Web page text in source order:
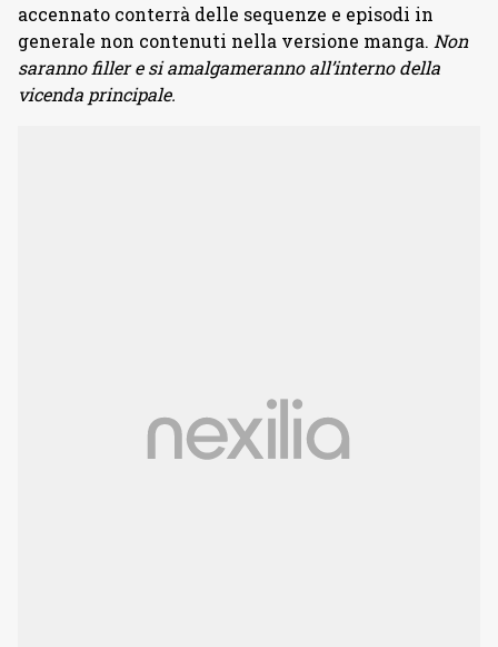
accennato conterrà delle sequenze e episodi in
generale non contenuti nella versione manga. Non
saranno filler e si amalgameranno all’interno della
vicenda principale.